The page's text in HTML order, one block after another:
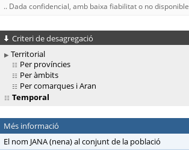
.. Dada confidencial, amb baixa fiabilitat o no disponible
Criteri de desagregació
Territorial
Per províncies
Per àmbits
Per comarques i Aran
Temporal
Més informació
El nom JANA (nena) al conjunt de la població